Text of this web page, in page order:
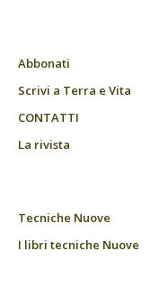
Abbonati
Scrivi a Terra e Vita
CONTATTI
La rivista
Tecniche Nuove
I libri tecniche Nuove